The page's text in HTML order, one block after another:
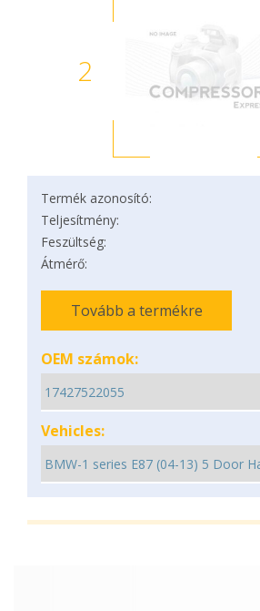
2
Termék azonosító:
Teljesítmény:
Feszültség:
Átmérő:
Tovább a termékre
OEM számok:
Vehicles: